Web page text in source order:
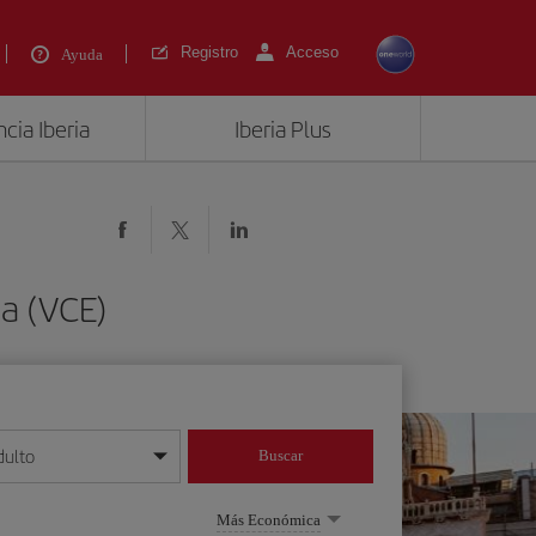
Ayuda Registro Acceso
Iberia Iberia Plus
(VCE)
mes/año
Buscar
Más Económica